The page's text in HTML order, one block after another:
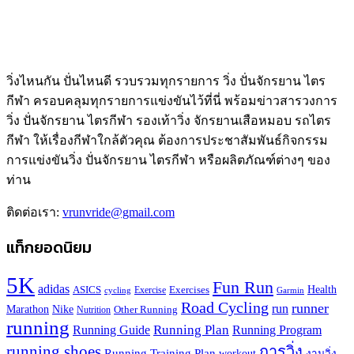
วิ่งไหนกัน ปั่นไหนดี รวบรวมทุกรายการ วิ่ง ปั่นจักรยาน ไตร
กีฬา ครอบคลุมทุกรายการแข่งขันไว้ที่นี่ พร้อมข่าวสารวงการ
วิ่ง ปั่นจักรยาน ไตรกีฬา รองเท้าวิ่ง จักรยานเสือหมอบ รถไตร
กีฬา ให้เรื่องกีฬาใกล้ตัวคุณ ต้องการประชาสัมพันธ์กิจกรรม
การแข่งขันวิ่ง ปั่นจักรยาน ไตรกีฬา หรือผลิตภัณฑ์ต่างๆ ของ
ท่าน
ติดต่อเรา: vrunvride@gmail.com
แท็กยอดนิยม
5K adidas ASICS cycling Exercise Exercises Fun Run Garmin Health
Marathon Nike Nutrition Other Running Road Cycling run runner
running Running Guide Running Plan Running Program